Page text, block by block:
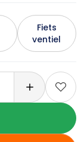
Fiets
ventiel
